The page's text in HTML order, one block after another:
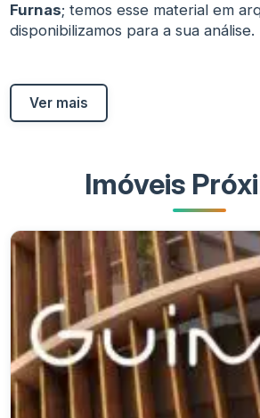
Furnas; temos esse material em
disponibilizamos para a sua análise.
Ver mais
Imóveis